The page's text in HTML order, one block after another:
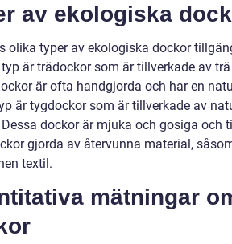
av ekologiska
olika typer av ekologiska dockor
är trädockor som är tillverkade av
är ofta handgjorda och har en
är tygdockor som är tillverkade av
dockor är mjuka och gosiga och
gjorda av återvunna material,
textil.
mätningar